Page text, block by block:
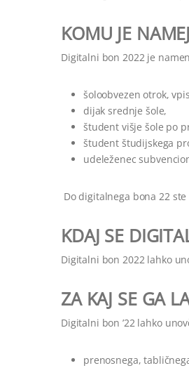
KOMU JE
Digitalni bon 2022 je
šoloobvezen otrok,
dijak srednje šole,
študent višje šole po
študent študijskega
udeleženec
Do digitalnega bona 22
KDAJ SE
Digitalni bon 2022 lahko
ZA KAJ SE GA
Digitalni bon ’22 lahko
prenosnega,